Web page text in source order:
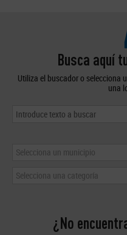
Busca aquí
Utiliza el buscador o selecciona
una
Selecciona un municipio
Selecciona una categoría
¿No